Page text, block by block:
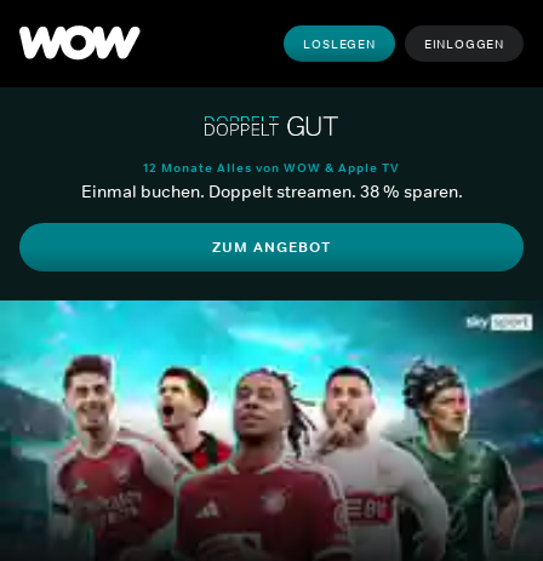
LOSLEGEN EINLOGGEN
12 Monate Alles von WOW & Apple TV
Einmal buchen. Doppelt streamen. 38 % sparen.
ZUM ANGEBOT